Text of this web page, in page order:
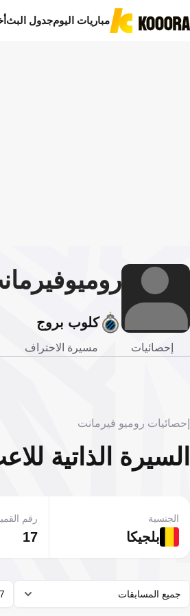
مباريات اليومجدول البث
روميو
كلوب بروج
إحصائيات مسيرة الاحتراف
إحصائيات روميو فيرمانت
السيرة الذاتية
بلجيكا
الجنسية
17
رقم
جميع المسابقات